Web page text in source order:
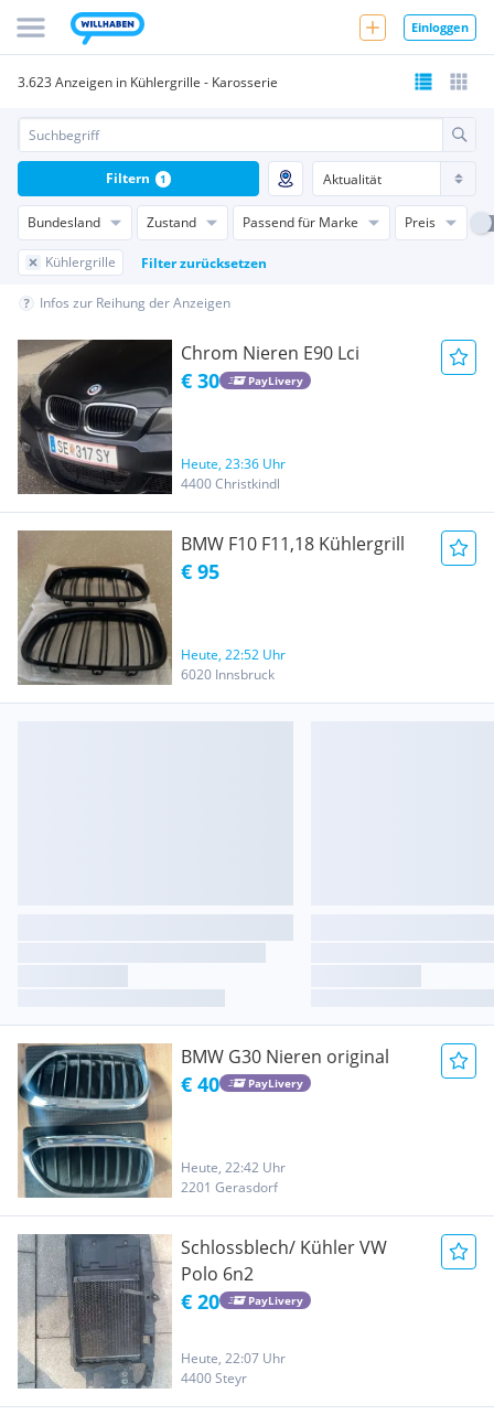
Einloggen
3.623 Anzeigen in Kühlergrille - Karosserie
Bundesland Zustand Passend für Marke Preis
Kühlergrille Filter zurücksetzen
Filtern 1
Infos zur Reihung der Anzeigen
Chrom Nieren E90 Lci
€ 30 PayLivery
Heute, 23:36 Uhr
4400 Christkindl
BMW F10 F11,18 Kühlergrill
€ 95
Heute, 22:52 Uhr
6020 Innsbruck
BMW G30 Nieren original
€ 40 PayLivery
Heute, 22:42 Uhr
2201 Gerasdorf
Schlossblech/ Kühler VW
Polo 6n2
€ 20 PayLivery
Heute, 22:07 Uhr
4400 Steyr